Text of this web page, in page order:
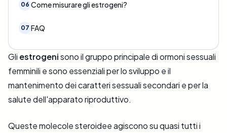
06 Come misurare gli estrogeni?
07 FAQ
Gli estrogenisono il gruppo principale di ormoni sessuali
femminili e sono essenziali per lo sviluppo e il
mantenimento dei caratteri sessuali secondari e per la
salute dell'apparato riproduttivo.
Queste molecole steroidee agiscono su quasi tutti i